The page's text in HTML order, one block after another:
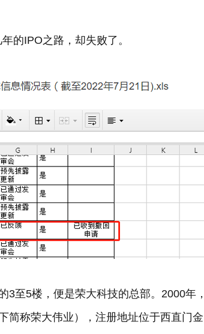
的IPO之路，却失败了。
至5楼，便是荣大科技的总部。2000年，
简称荣大伟业），注册地址位于西直门金